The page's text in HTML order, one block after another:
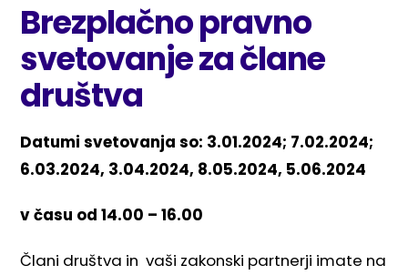
Brezplačno pravno
svetovanje za člane
društva
Datumi svetovanja so: 3.01.2024; 7.02.2024;
6.03.2024, 3.04.2024, 8.05.2024, 5.06.2024
v času od 14.00 – 16.00
Člani društva in vaši zakonski partnerji imate na